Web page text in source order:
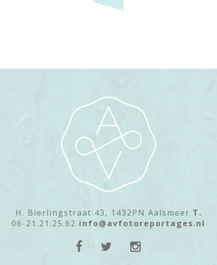
H. Bierlingstraat 43, 1432PN Aalsmeer T.
06-21.21.25.62 info@avfotoreportages.nl